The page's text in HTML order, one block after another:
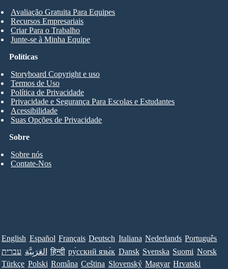
Avaliação Gratuita Para Equipes
Recursos Empresariais
Criar Para o Trabalho
Junte-se à Minha Equipe
Sobre
Sobre nós
Contate-Nos
Políticas
Storyboard Copyright e uso
Termos de Uso
Política de Privacidade
Privacidade e Segurança Para Escolas e Estudantes
Acessibilidade
Suas Opções de Privacidade
English Español Français Deutsch Italiana Nederlands Português
עברית العَرَبِيَّة हिन्दी ру́сский язы́к Dansk Svenska Suomi Norsk
Türkçe Polski Româna Ceština Slovenský Magyar Hrvatski